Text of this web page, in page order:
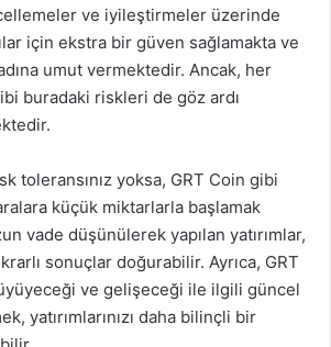
ve iyileştirmeler üzerinde
için ekstra bir güven sağlamakta ve
umut vermektedir. Ancak, her
buradaki riskleri de göz ardı
toleransınız yoksa, GRT Coin gibi
küçük miktarlarla başlamak
vade düşünülerek yapılan yatırımlar,
sonuçlar doğurabilir. Ayrıca, GRT
ve gelişeceği ile ilgili güncel
yatırımlarınızı daha bilinçli bir